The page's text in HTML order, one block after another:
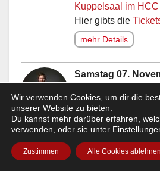
Kuppelsaal im HCC
Hier gibts die
mehr Details
Samstag 07.
Bielendorfer
20:00 Uhr |Comedy
Stadthalle Baunatal
Hier gibts dieTickets!
Wir verwenden Cookies, um dir die
unserer Website zu bieten.
Du kannst mehr darüber erfahren,
verwenden, oder sie unter
Zustimmen Alle Cookies ablehnen